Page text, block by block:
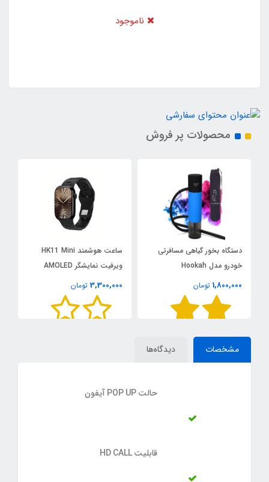
ناموجود
محصولات پر فروش
دستگاه بخور گیاهی مسافرتی
خودرو مدل Hookah
1,800,000 تومان
ساعت هوشمند HK11 Mini
ویرفیت نمایشگر AMOLED
3,300,000 تومان
مشخصات دیدگاه‌ها
حالت POP UP آیفون
قابلیت HD CALL